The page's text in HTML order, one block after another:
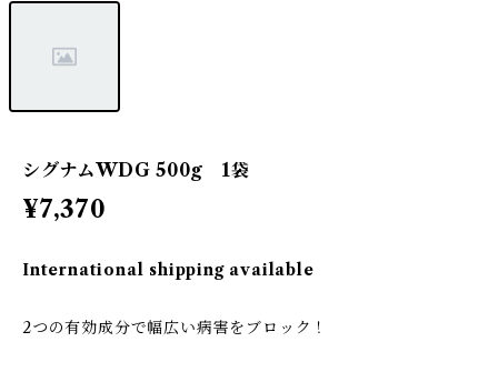
シグナムWDG 500g 1袋
¥7,370
International shipping available
2つの有効成分で幅広い病害をブロック！